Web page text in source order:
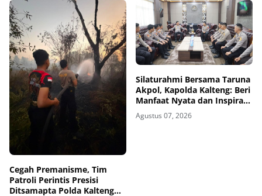
Cegah Premanisme, Tim
Patroli Perintis Presisi
Ditsamapta Polda Kalteng
Silaturahmi Bersama Taruna
Akpol, Kapolda Kalteng: Beri
Manfaat Nyata dan Inspiratif
Bagi Siswa di Sekolah Rakyat
Agustus 07, 2026